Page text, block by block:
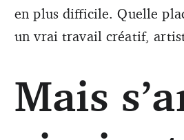
en plus difficile. Quelle
un vrai travail créatif,
Mais